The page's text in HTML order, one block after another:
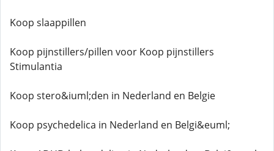
Koop slaappillen
Koop pijnstillers/pillen voor Koop pijnstillers
Stimulantia
Koop stero&iuml;den in Nederland en Belgie
Koop psychedelica in Nederland en Belgi&euml;